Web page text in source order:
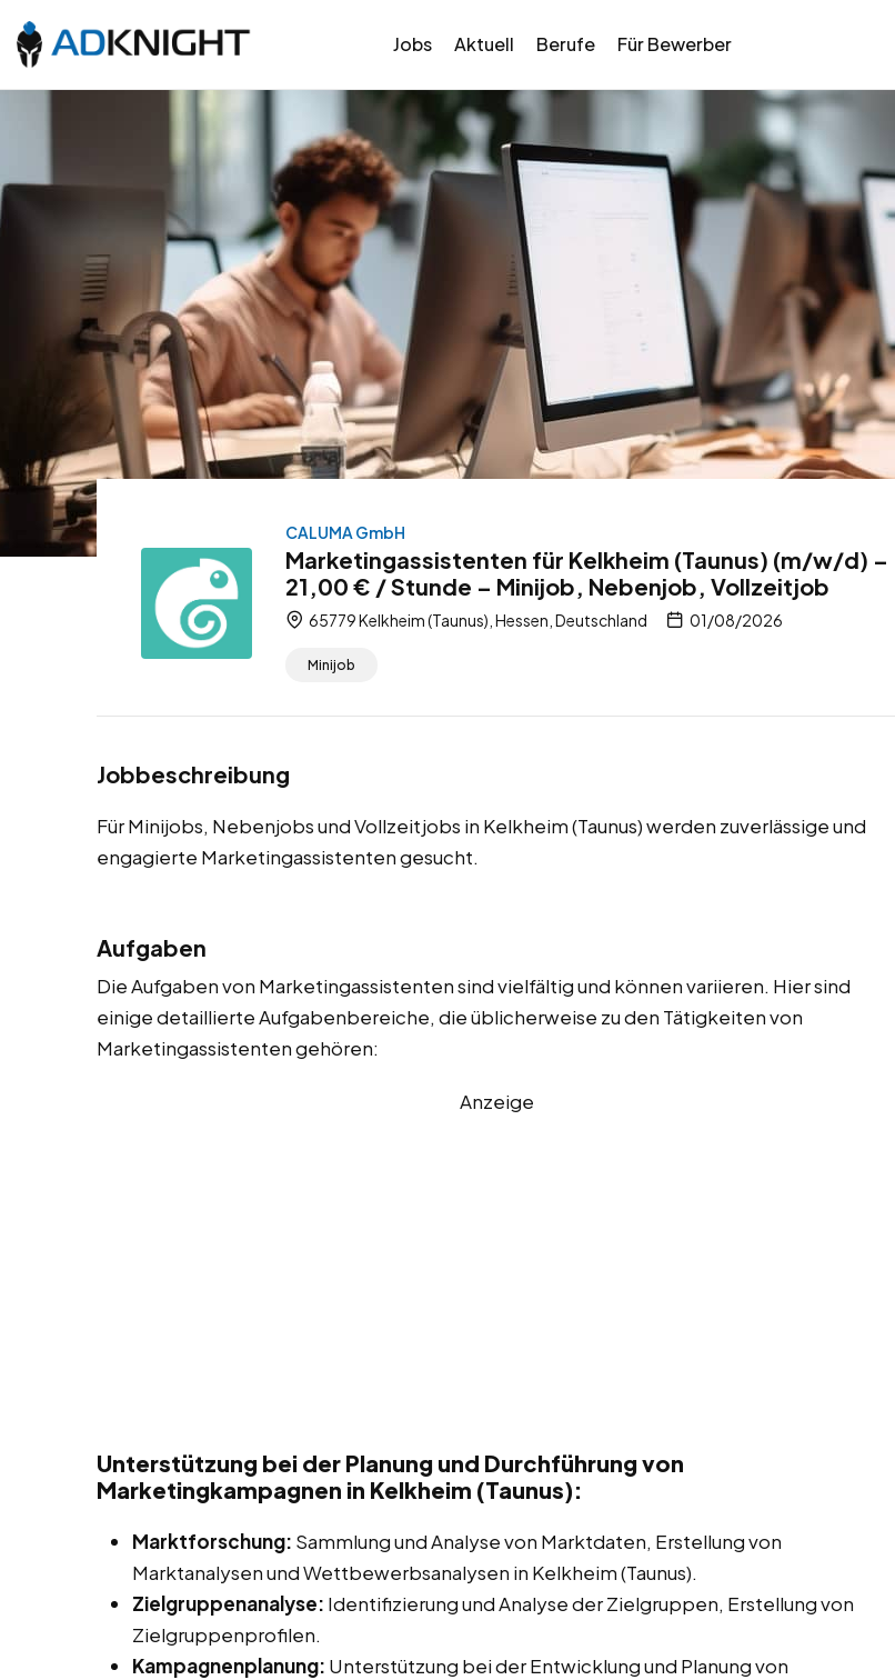
Jobs Aktuell Berufe Für Bewerber
CALUMA GmbH
Marketingassistenten für Kelkheim (Taunus) (m/w/d) –
21,00 € / Stunde – Minijob, Nebenjob, Vollzeitjob
65779 Kelkheim (Taunus), Hessen, Deutschland 01/08/2026
Minijob
Jobbeschreibung
Für Minijobs, Nebenjobs und Vollzeitjobs in Kelkheim (Taunus) werden zuverlässige und
engagierte Marketingassistenten gesucht.
Aufgaben
Die Aufgaben von Marketingassistenten sind vielfältig und können variieren. Hier sind
einige detaillierte Aufgabenbereiche, die üblicherweise zu den Tätigkeiten von
Marketingassistenten gehören:
Anzeige
Unterstützung bei der Planung und Durchführung von
Marketingkampagnen in Kelkheim (Taunus):
Marktforschung: Sammlung und Analyse von Marktdaten, Erstellung von
Marktanalysen und Wettbewerbsanalysen in Kelkheim (Taunus).
Zielgruppenanalyse: Identifizierung und Analyse der Zielgruppen, Erstellung von
Zielgruppenprofilen.
Kampagnenplanung: Unterstützung bei der Entwicklung und Planung von